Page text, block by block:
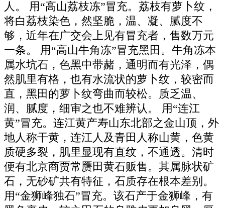
人。 用“高山荔枝冻”冒充。荔枝有萝卜纹，
将白荔枝染色，然坚脆，温、凝、腻度不
够，近年在广交会上见有冒充者，售数万元
一条。 用“高山牛角冻”冒充黑田。牛角冻本
属水坑石，色黑中带赭，通明而有光泽，偶
然肌里有格，也有水流状的萝卜纹，较密而
直，黑田的萝卜纹弯曲而较松。质乏温、
润、腻度，细审之也不难辨认。 用“连江
黄”冒充。连江黄产寿山东北部之金山顶，外
地人称干黄，连江人及青田人称山黄，色黄
质硬多裂，肌里显现有直纹，不通透。清时
便有北京商贾常赝田黄石贩售。其属脉状矿
石，无砂矿共有特征，石质存在根本差别。
用“金狮峰独石”冒充。该石产于金狮峰，有